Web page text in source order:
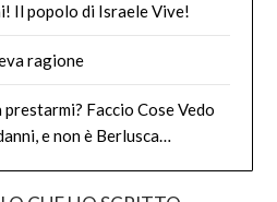
Il popolo di Israele Vive!
ragione
prestarmi? Faccio Cose Vedo
e non è Berlusca…